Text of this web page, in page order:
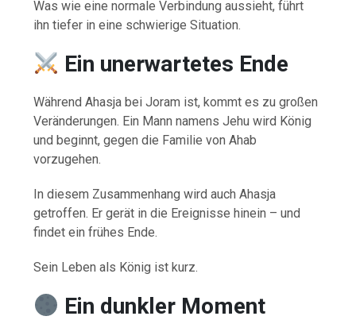
Was wie eine normale Verbindung aussieht, führt
ihn tiefer in eine schwierige Situation.
Ein unerwartetes Ende
Während Ahasja bei Joram ist, kommt es zu großen
Veränderungen. Ein Mann namens Jehu wird König
und beginnt, gegen die Familie von Ahab
vorzugehen.
In diesem Zusammenhang wird auch Ahasja
getroffen. Er gerät in die Ereignisse hinein – und
findet ein frühes Ende.
Sein Leben als König ist kurz.
Ein dunkler Moment